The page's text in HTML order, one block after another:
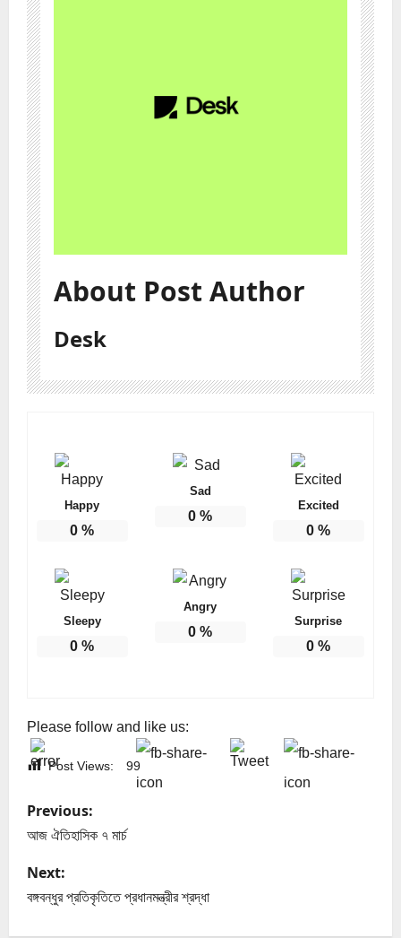
About Post Author
Desk
Happy
0 %
Sad
0 %
Excited
0 %
Sleepy
0 %
Angry
0 %
Surprise
0 %
Please follow and like us:
Post Views: 99
P
o
s
Previous:
আজ ঐতিহাসিক ৭ মার্চ
Next:
বঙ্গবন্ধুর প্রতিকৃতিতে প্রধানমন্ত্রীর শ্রদ্ধা